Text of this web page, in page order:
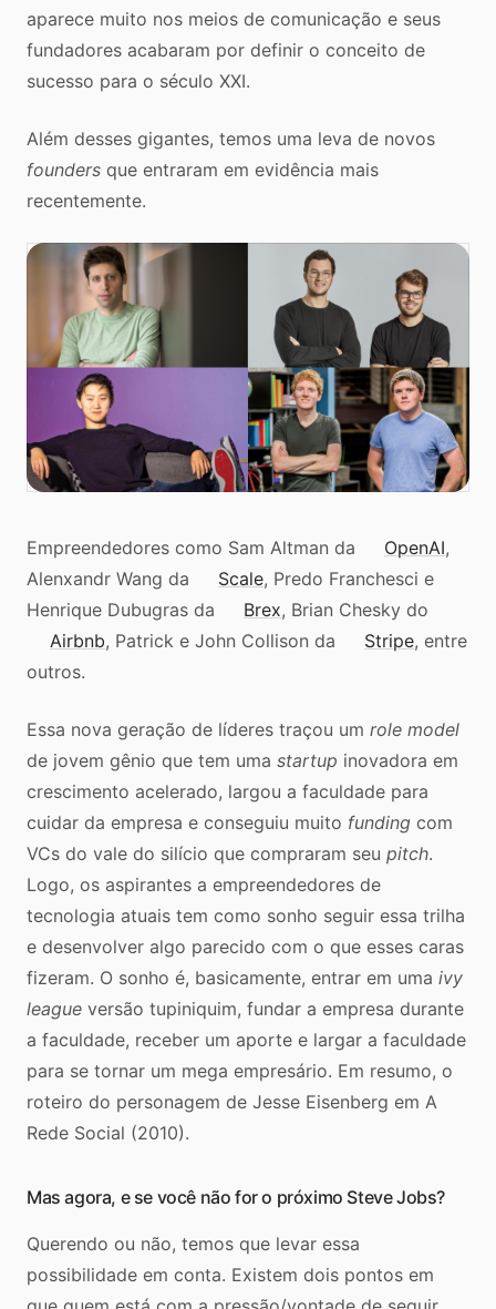
aparece muito nos meios de comunicação e seus
fundadores acabaram por definir o conceito de
sucesso para o século XXI.
Além desses gigantes, temos uma leva de novos
founders que entraram em evidência mais
recentemente.
Empreendedores como Sam Altman da OpenAI,
Alenxandr Wang da
Scale, Predo Franchesci e
Henrique Dubugras da
Brex, Brian Chesky do
Airbnb, Patrick e John Collison da Stripe, entre
outros.
Essa nova geração de líderes traçou um role model
de jovem gênio que tem uma startup inovadora em
crescimento acelerado, largou a faculdade para
cuidar da empresa e conseguiu muito funding com
VCs do vale do silício que compraram seu pitch.
Logo, os aspirantes a empreendedores de
tecnologia atuais tem como sonho seguir essa trilha
e desenvolver algo parecido com o que esses caras
fizeram. O sonho é, basicamente, entrar em uma ivy
league versão tupiniquim, fundar a empresa durante
a faculdade, receber um aporte e largar a faculdade
para se tornar um mega empresário. Em resumo, o
roteiro do personagem de Jesse Eisenberg em A
Rede Social (2010).
Mas agora, e se você não for o próximo Steve Jobs?
Querendo ou não, temos que levar essa
possibilidade em conta. Existem dois pontos em